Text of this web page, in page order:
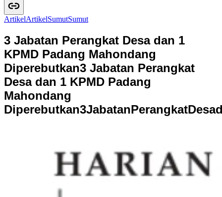
ArtikelArtikelSumutSumut
3 Jabatan Perangkat Desa dan 1
KPMD Padang Mahondang
Diperebutkan3 Jabatan Perangkat
Desa dan 1 KPMD Padang
Mahondang
Diperebutkan3JabatanPerangkatDesa